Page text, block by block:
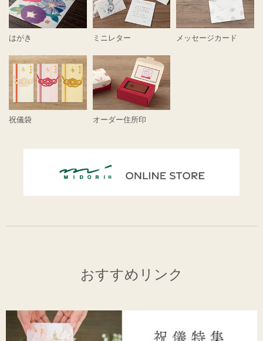
はがき ミニレター メッセージカード
祝儀袋 オーダー住所印
おすすめリンク